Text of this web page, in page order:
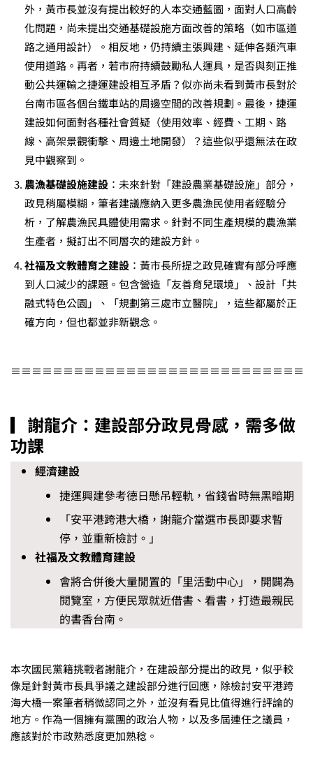
外，黃市長並沒有提出較好的人本交通藍圖，面對人口高齡
化問題，尚未提出交通基礎設施方面改善的策略（如市區道
路之通用設計）。相反地，仍持續主張興建、延伸各類汽車
使用道路。再者，若市府持續鼓勵私人運具，是否與刻正推
動公共運輸之捷運建設相互矛盾？似亦尚未看到黃市長對於
台南市區各個台鐵車站的周邊空間的改善規劃。最後，捷運
建設如何面對各種社會質疑（使用效率、經費、工期、路
線、高架景觀衝擊、周邊土地開發）？這些似乎還無法在政
見中觀察到。
農漁基礎設施建設 ：未來針對「建設農業基礎設施」部分，
政見稍屬模糊，筆者建議應納入更多農漁民使用者經驗分
析，了解農漁民具體使用需求。針對不同生產規模的農漁業
生產者，擬訂出不同層次的建設方針。
社福及文教體育之建設 ：黃市長所提之政見確實有部分呼應
到人口減少的課題。包含營造「友善育兒環境」、設計「共
融式特色公園」、「規劃第三處市立醫院」，這些都屬於正
確方向，但也都並非新觀念。
≡≡≡≡≡≡≡≡≡≡≡≡≡≡≡≡≡≡≡≡≡≡≡≡≡≡≡≡
▎謝龍介：建設部分政見骨感，需多做
功課
經濟建設
捷運興建參考德日懸吊輕軌，省錢省時無黑暗期
「安平港跨港大橋，謝龍介當選市長即要求暫
停，並重新檢討。」
社福及文教體育建設
會將合併後大量閒置的「里活動中心」，開闢為
閱覽室，方便民眾就近借書、看書，打造最親民
的書香台南。
本次國民黨籍挑戰者謝龍介，在建設部分提出的政見，似乎較
像是針對黃市長具爭議之建設部分進行回應，除檢討安平港跨
海大橋一案筆者稍微認同之外，並沒有看見比值得進行評論的
地方。作為一個擁有黨團的政治人物，以及多屆連任之議員，
應該對於市政熟悉度更加熟稔。